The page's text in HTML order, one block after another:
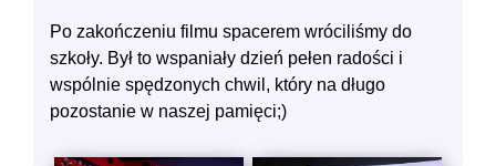
Po zakończeniu filmu spacerem wróciliśmy do
szkoły. Był to wspaniały dzień pełen radości i
wspólnie spędzonych chwil, który na długo
pozostanie w naszej pamięci;)